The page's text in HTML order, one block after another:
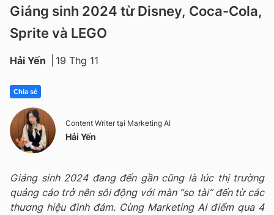
Giáng sinh 2024 từ Disney, Coca-Cola,
Sprite và LEGO
Hải Yến 19 Thg 11
Chia sẻ
Content Writer tại Marketing AI
Hải Yến
Giáng sinh 2024 đang đến gần cũng là lúc thị trường
quảng cáo trở nên sôi động với màn “so tài” đến từ các
thương hiệu đình đám. Cùng Marketing AI điểm qua 4